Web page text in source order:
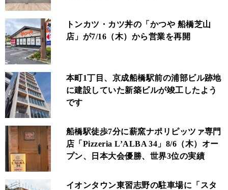
トンカツ・カツ丼の「かつや 船橋芝山
店」が7/16（木）から営業を再開
本町1丁目、京成船橋駅前の浦部ビル跡地
に建設していた新築ビルが竣工したよう
です
船橋駅徒歩7分に薪窯ナポリピッツァ専門
店「Pizzeria L’ALBA 34」8/6（木）オー
プン、日本大会優勝、世界3位の実績
イオンタウン東習志野の駐車場に「スタ